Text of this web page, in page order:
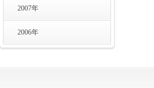
2007年
2006年